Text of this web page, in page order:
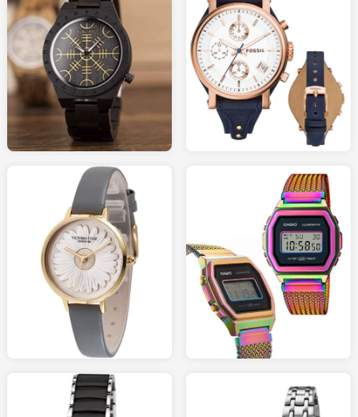
50.00
AMAZON.fr
110.00
AMAZON.fr
49.00
AMAZON.fr
179.00
AMAZON.fr